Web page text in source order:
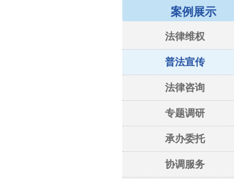
案例展示
法律维权
普法宣传
法律咨询
专题调研
承办委托
协调服务